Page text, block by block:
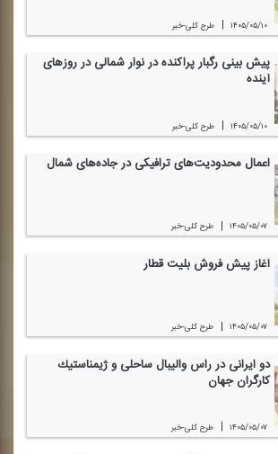
۱۴۰۵/۰۵/۱۰ | طرح كلی-خبر
پیش بینی رگبار پراكنده در نوار شمالی در روز‌های
آینده
۱۴۰۵/۰۵/۱۰ | طرح كلی-خبر
اعمال محدودیت‌های ترافیكی در جاده‌های شمال
۱۴۰۵/۰۵/۰۷ | طرح كلی-خبر
آغاز پیش فروش بلیت قطار
۱۴۰۵/۰۵/۰۷ | طرح كلی-خبر
دو ایرانی در راس والیبال ساحلی و ژیمناستیك
كارگران جهان
۱۴۰۵/۰۵/۰۷ | طرح كلی-خبر